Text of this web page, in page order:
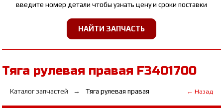
введите номер детали чтобы узнать цену и сроки поставки
Тяга рулевая правая F3401700
Каталог запчастей Тяга рулевая правая ← Назад